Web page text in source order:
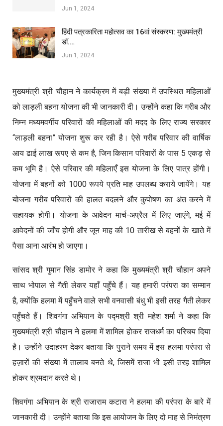
Jun 1, 2024
हिंदी पत्रकारिता महोत्सव का 16वां संस्करण: मुख्यमंत्री
डॉ.…
Jun 1, 2024
मुख्यमंत्री श्री चौहान ने कार्यक्रम में बड़ी संख्या में उपस्थित महिलाओं
को लाड़ली बहना योजना की भी जानकारी दी। उन्होंने कहा कि गरीब और
निम्न मध्यमवर्गीय परिवारों की महिलाओं की मदद के लिए राज्य सरकार
“लाड़ली बहना” योजना शुरू कर रही है। ऐसे गरीब परिवार की वार्षिक
आय ढाई लाख रूपए से कम है, जिन किसान परिवारों के पास 5 एकड़ से
कम भूमि है। ऐसे परिवार की महिलाएँ इस योजना के लिए पात्र होंगी।
योजना में बहनों को 1000 रूपये प्रति माह उपलब्ध कराये जायेंगे। यह
योजना गरीब परिवारों की हालत बदलने और कुपोषण का अंत करने में
सहायक होगी। योजना के आवेदन मार्च-अप्रैल में लिए जाएंगे,मई में
आवेदनों की जाँच होगी और जून माह की 10 तारीख से बहनों के खाते में
पैसा आना आरंभ हो जाएगा।
सांसद श्री गुमान सिंह डामोर ने कहा कि मुख्यमंत्री श्री चौहान अपने
साथ भोपाल से गैती लेकर यहाँ पहुँचे हैं। यह हमारी परंपरा का सम्मान
है, क्योंकि हलमा में पहुँचने वाले सभी वनवासी बंधु भी इसी तरह गैती लेकर
पहुँचते हैं। शिवगंगा अभियान के पद्मश्री श्री महेश शर्मा ने कहा कि
मुख्यमंत्री श्री चौहान ने हलमा में शामिल होकर राजधर्म का परिचय दिया
है। उन्होंने उदाहरण देकर बताया कि पुराने समय में इस हलमा परंपरा से
हज़ारों की संख्या में तालाब बनते थे, जिसमें राजा भी इसी तरह शामिल
होकर श्रमदान करते थे।
शिवगंगा अभियान के श्री राजाराम कटारा ने हलमा की परंपरा के बारे में
जानकारी दी। उन्होंने बताया कि इस आयोजन के लिए दो माह से निमंत्रण